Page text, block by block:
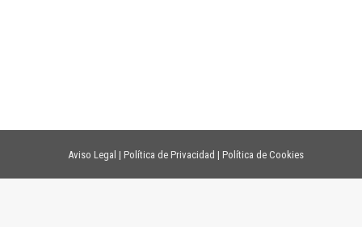
Aviso Legal | Política de Privacidad | Política de Cookies